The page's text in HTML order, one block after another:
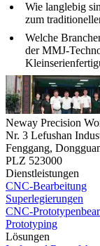
Wie langlebig
zum
Welche
der MMJ-
Neway Precision
Nr. 3 Lefushan
Fenggang,
PLZ 523000
Dienstleistungen
CNC-Bearbeitung
Superlegierungen
CNC-
Prototyping
Lösungen